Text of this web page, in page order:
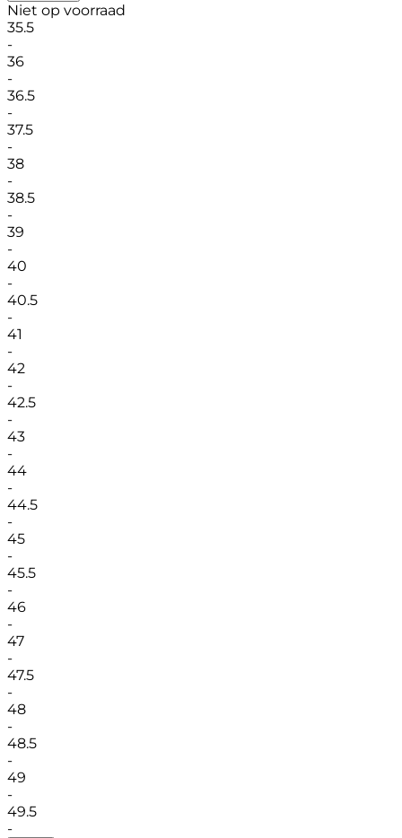
Niet op voorraad
35.5
-
36
-
36.5
-
37.5
-
38
-
38.5
-
39
-
40
-
40.5
-
41
-
42
-
42.5
-
43
-
44
-
44.5
-
45
-
45.5
-
46
-
47
-
47.5
-
48
-
48.5
-
49
-
49.5
-